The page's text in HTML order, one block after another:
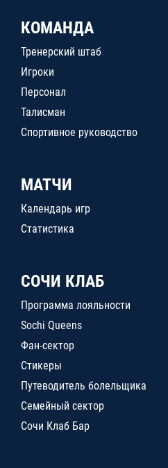
КОМАНДА
Тренерский штаб
Игроки
Персонал
Талисман
Спортивное руководство
МАТЧИ
Календарь игр
Статистика
СОЧИ КЛАБ
Программа лояльности
Sochi Queens
Фан-сектор
Стикеры
Путеводитель болельщика
Семейный сектор
Сочи Клаб Бар